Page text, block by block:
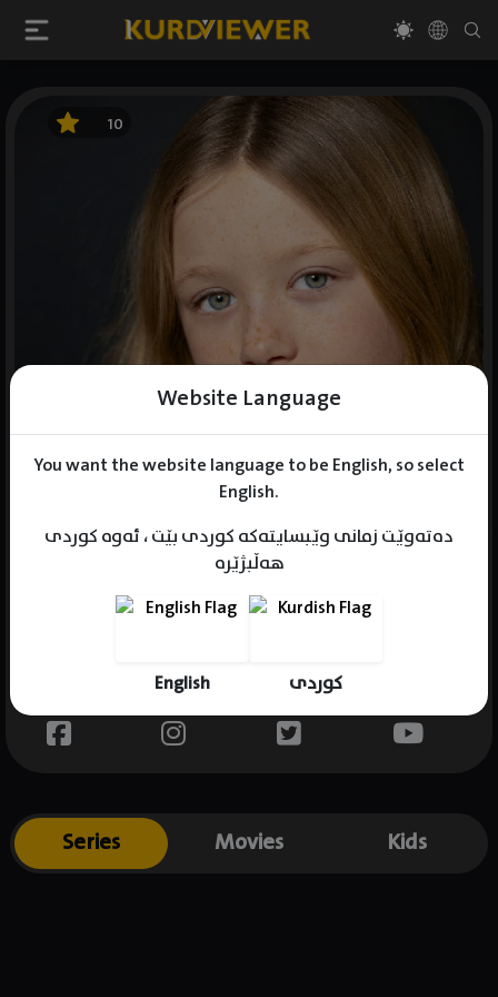
Website Language
You want the website language to be English, so select
English.
دەتەوێت زمانی وێبسایتەکە کوردی بێت ، ئەوە کوردی
هەڵبژێرە
English کوردی
10
Gender : female
Series Movies Kids